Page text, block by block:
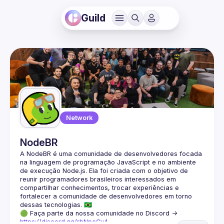
Guild
Network
NodeBR
A NodeBR é uma comunidade de desenvolvedores focada
na linguagem de programação JavaScript e no ambiente
de execução Node.js. Ela foi criada com o objetivo de
reunir programadores brasileiros interessados em
compartilhar conhecimentos, trocar experiências e
fortalecer a comunidade de desenvolvedores em torno
🟢 Faça parte da nossa comunidade no Discord ->
https://discord.gg/rbNpcCu4